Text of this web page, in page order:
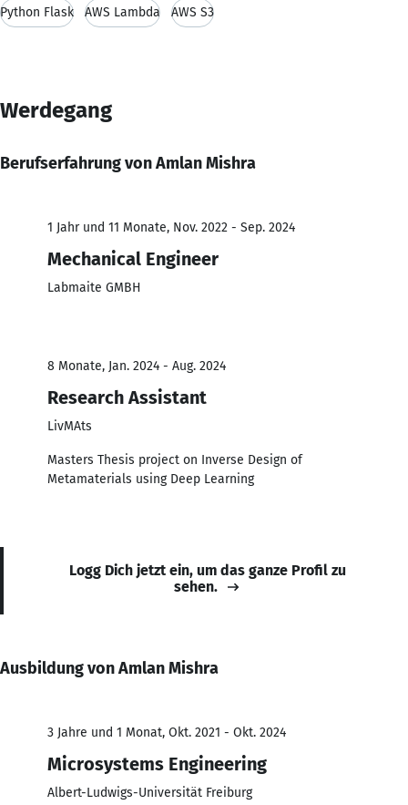
Python Flask AWS Lambda AWS S3
Werdegang
Berufserfahrung von Amlan Mishra
1 Jahr und 11 Monate, Nov. 2022 - Sep. 2024
Mechanical Engineer
Labmaite GMBH
8 Monate, Jan. 2024 - Aug. 2024
Research Assistant
LivMAts
Masters Thesis project on Inverse Design of
Metamaterials using Deep Learning
Logg Dich jetzt ein, um das ganze Profil zu
sehen.
Ausbildung von Amlan Mishra
3 Jahre und 1 Monat, Okt. 2021 - Okt. 2024
Microsystems Engineering
Albert-Ludwigs-Universität Freiburg